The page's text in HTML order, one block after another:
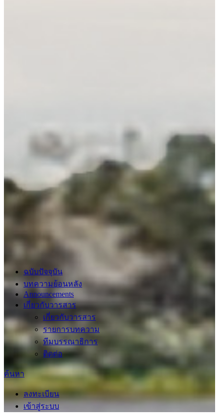
ฉบับปัจจุบัน
บทความย้อนหลัง
Announcements
เกี่ยวกับวารสาร
เกี่ยวกับวารสาร
รายการบทความ
ทีมบรรณาธิการ
ติดต่อ
ค้นหา
ลงทะเบียน
เข้าสู่ระบบ